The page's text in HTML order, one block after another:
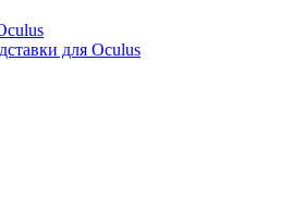
для Oculus